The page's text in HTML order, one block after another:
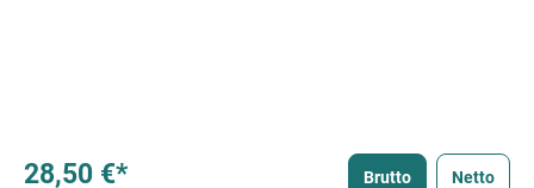
28,50 €* Brutto Netto